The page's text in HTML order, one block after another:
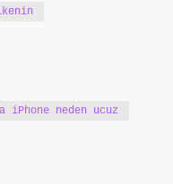
iPhone neden ucuz